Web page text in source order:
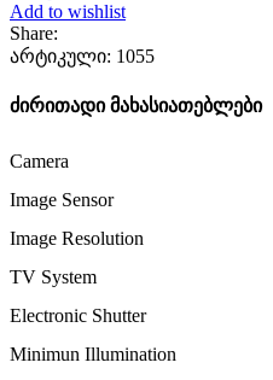
Add to wishlist
Share:
არტიკული: 1055
ძირითადი მახასიათებლები
Camera
Image Sensor
Image Resolution
TV System
Electronic Shutter
Minimun Illumination